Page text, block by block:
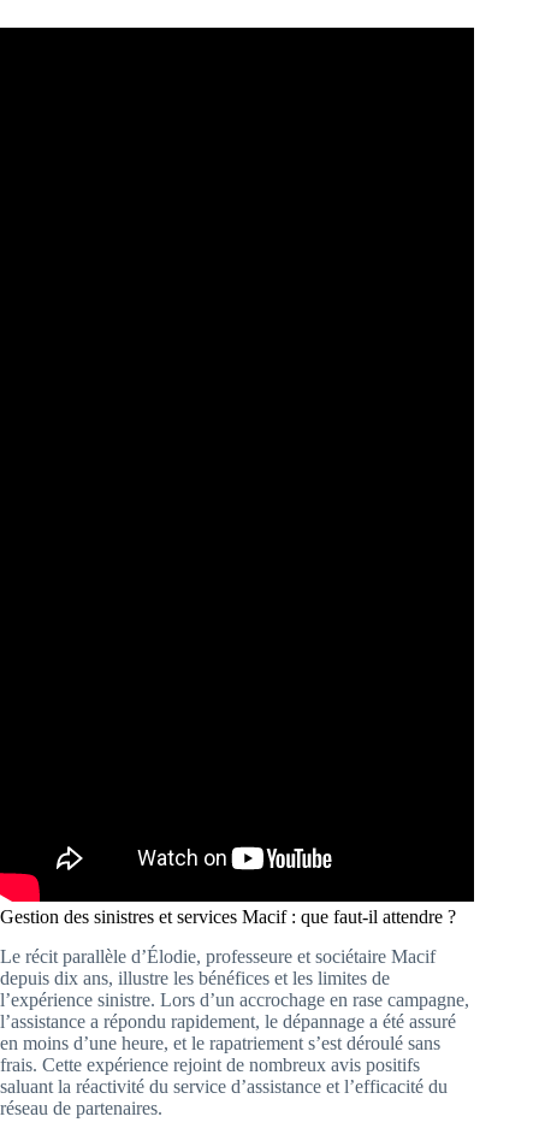
Gestion des sinistres et services Macif : que faut-il attendre ?
Le récit parallèle d’Élodie, professeure et sociétaire Macif
depuis dix ans, illustre les bénéfices et les limites de
l’expérience sinistre. Lors d’un accrochage en rase campagne,
l’assistance a répondu rapidement, le dépannage a été assuré
en moins d’une heure, et le rapatriement s’est déroulé sans
frais. Cette expérience rejoint de nombreux avis positifs
saluant la réactivité du service d’assistance et l’efficacité du
réseau de partenaires.